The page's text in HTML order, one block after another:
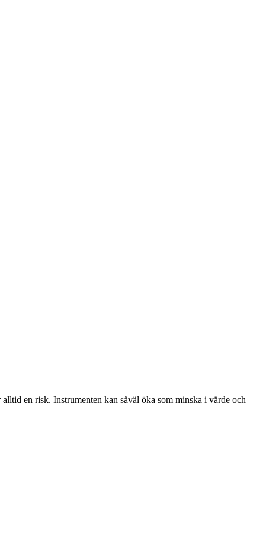
en risk. Instrumenten kan såväl öka som minska i värde och